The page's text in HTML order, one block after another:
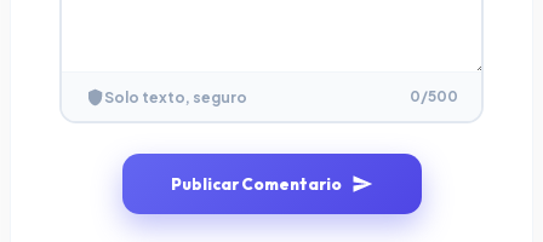
Solo texto, seguro 0/500
Publicar Comentario